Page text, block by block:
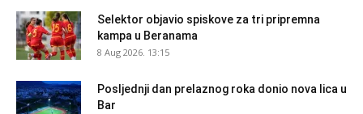
Selektor objavio spiskove za tri pripremna
kampa u Beranama
8 Aug 2026. 13:15
Posljednji dan prelaznog roka donio nova lica u
Bar